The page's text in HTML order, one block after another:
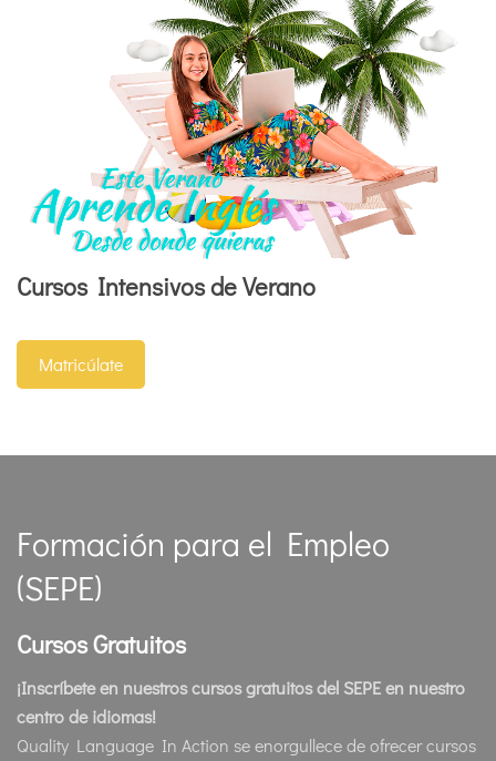
Cursos Intensivos de Verano
Matricúlate
Formación para el Empleo
(SEPE)
Cursos Gratuitos
¡Inscríbete en nuestros cursos gratuitos del SEPE en nuestro
centro de idiomas!
Quality Language In Action se enorgullece de ofrecer cursos